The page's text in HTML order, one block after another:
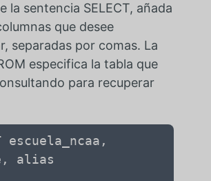
la sentencia SELECT, añada
que desee
separadas por comas. La
especifica la tabla que
para recuperar
escuela_ncaa,
alias